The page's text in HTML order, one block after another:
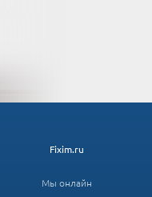
Fixim.ru
Мы онлайн